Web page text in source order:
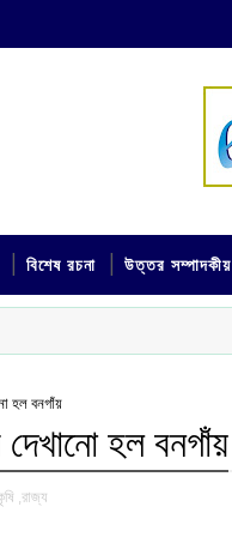
বিশেষ রচনা উত্তর সম্পাদকীয়
হল বনগাঁয়
হল বনগাঁয়
,রাজ্য